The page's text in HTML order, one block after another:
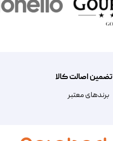
تضمین اصالت کالا
​​برندهای معتبر​​​​​​​